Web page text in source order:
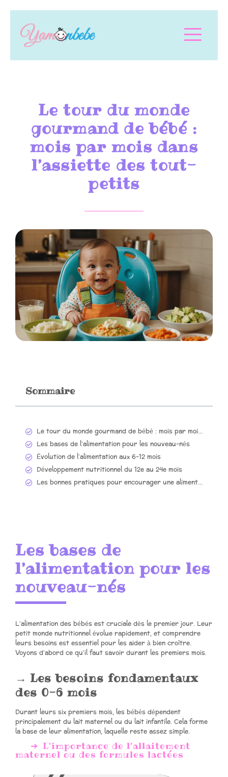
Le tour du monde
gourmand de bébé :
mois par mois dans
l’assiette des tout-
petits
Sommaire
Le tour du monde gourmand de bébé : mois par mois dans l’assiette des tout-petits
Les bases de l’alimentation pour les nouveau-nés
Évolution de l’alimentation aux 6-12 mois
Développement nutritionnel du 12e au 24e mois
Les bonnes pratiques pour encourager une alimentation équilibrée
Les bases de
l’alimentation pour les
nouveau-nés
L’alimentation des bébés est cruciale dès le premier jour. Leur
petit monde nutritionnel évolue rapidement, et comprendre
leurs besoins est essentiel pour les aider à bien croître.
Voyons d’abord ce qu’il faut savoir durant les premiers mois.
Les besoins fondamentaux
des 0-6 mois
Durant leurs six premiers mois, les bébés dépendent
principalement du lait maternel ou du lait infantile. Cela forme
la base de leur alimentation, laquelle reste assez simple.
L’importance de l’allaitement
maternel ou des formules lactées